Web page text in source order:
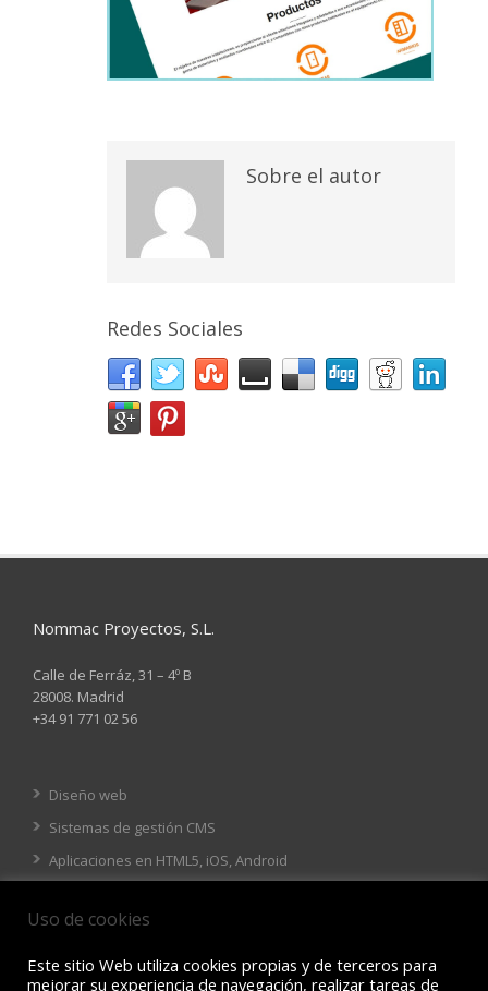
Sobre el autor
Redes Sociales
Nommac Proyectos, S.L.
Calle de Ferráz, 31 – 4º B
28008. Madrid
+34 91 771 02 56
Diseño web
Sistemas de gestión CMS
Aplicaciones en HTML5, iOS, Android
Uso de cookies
Este sitio Web utiliza cookies propias y de terceros para
mejorar su experiencia de navegación, realizar tareas de